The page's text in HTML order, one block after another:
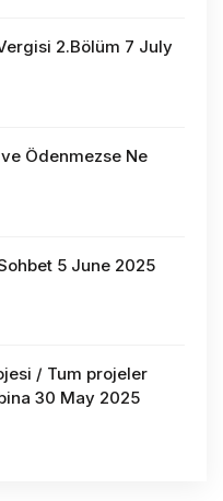
2.Bölüm 7 July
Ödenmezse Ne
5 June 2025
/ Tum projeler
30 May 2025